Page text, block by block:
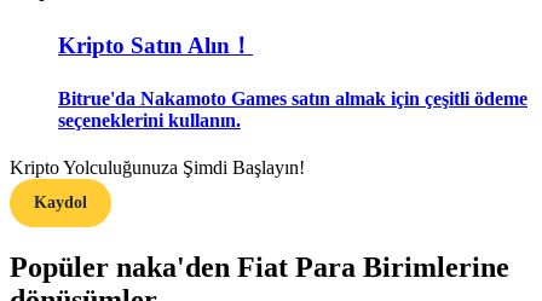
Nasıl kârlı kalabileceğinizi öğrenin
Kripto Satın Alın！
Bitrue'da Nakamoto Games satın almak için çeşitli ödeme
seçeneklerini kullanın.
Kripto Yolculuğunuza Şimdi Başlayın!
Kaydol
Popüler naka'den Fiat Para Birimlerine